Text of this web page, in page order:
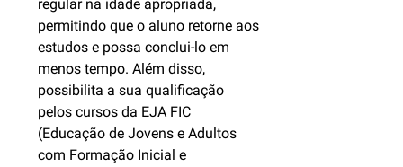
regular na idade apropriada,
permitindo que o aluno retorne aos
estudos e possa conclui-lo em
menos tempo. Além disso,
possibilita a sua qualificação
pelos cursos da EJA FIC
(Educação de Jovens e Adultos
com Formação Inicial e